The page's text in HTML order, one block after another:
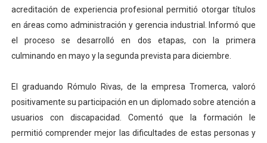
acreditación de experiencia profesional permitió otorgar títulos
en áreas como administración y gerencia industrial. Informó que
el proceso se desarrolló en dos etapas, con la primera
culminando en mayo y la segunda prevista para diciembre.
El graduando Rómulo Rivas, de la empresa Tromerca, valoró
positivamente su participación en un diplomado sobre atención a
usuarios con discapacidad. Comentó que la formación le
permitió comprender mejor las dificultades de estas personas y